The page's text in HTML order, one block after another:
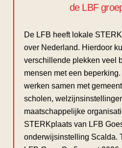
de LBF
De LFB heeft lokale
over Nederland. Hierdoor
verschillende plekken veel
mensen met een
werken samen met
scholen,
maatschappelijke
STERKplaats van LFB
onderwijsinstelling Scalda.